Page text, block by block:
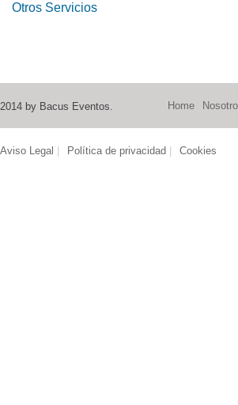
Otros Servicios
2014 by Bacus Eventos. Home
Aviso Legal Política de privacidad Cookies